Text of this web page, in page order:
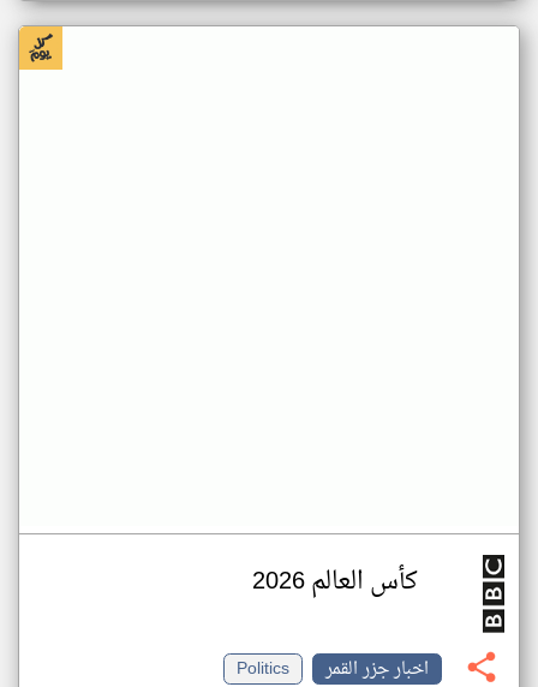
كأس العالم 2026
اخبار جزر القمر
Politics